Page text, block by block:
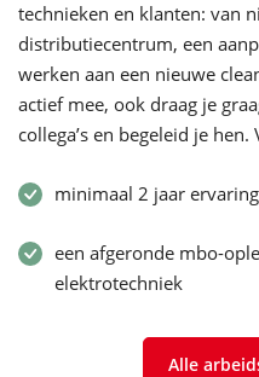
technieken en klanten: van
distributiecentrum, een
werken aan een nieuwe
actief mee, ook draag je
collega’s en begeleid je
minimaal 2 jaar
een afgeronde mbo-
elektrotechniek
Alle